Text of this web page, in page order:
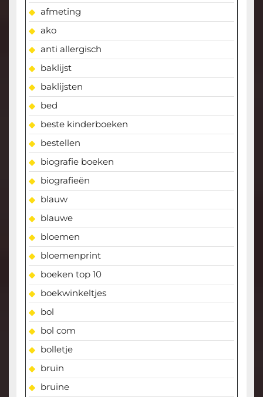
afmeting
ako
anti allergisch
baklijst
baklijsten
bed
beste kinderboeken
bestellen
biografie boeken
biografieën
blauw
blauwe
bloemen
bloemenprint
boeken top 10
boekwinkeltjes
bol
bol com
bolletje
bruin
bruine